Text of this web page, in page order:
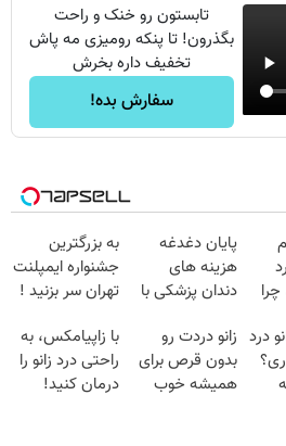
تابستون رو خنک و راحت
بگذرون! تا پنکه رومیزی مه پاش
تخفیف داره بخرش
سفارش بده!
پایان دغدغه
هزینه های
دندان پزشکی با
خانگی
به بزرگترین
جشنواره ایمپلنت
تهران سر بزنید !
میلیون !
درد زانو دردت رو
بدون قرص برای
همیشه خوب
با زاپیامکس، به
راحتی درد زانو را
درمان کنید!